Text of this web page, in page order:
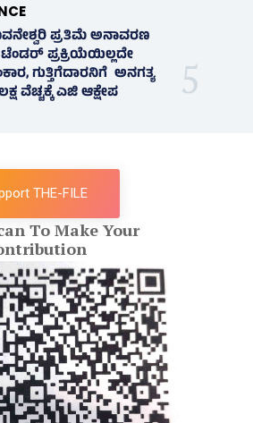
ಪ್ರತಿಮೆ ಅನಾವರಣ
ಪ್ರಕ್ರಿಯೆಯಿಲ್ಲದೇ
ಗುತ್ತಿಗೆದಾರನಿಗೆ ಅನಗತ್ಯ
ವೆಚ್ಚಕ್ಕೆ ಎಜಿ ಆಕ್ಷೇಪ
THE-FILE
To Make Your